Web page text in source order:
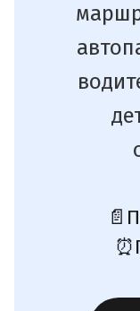
📄
⏰